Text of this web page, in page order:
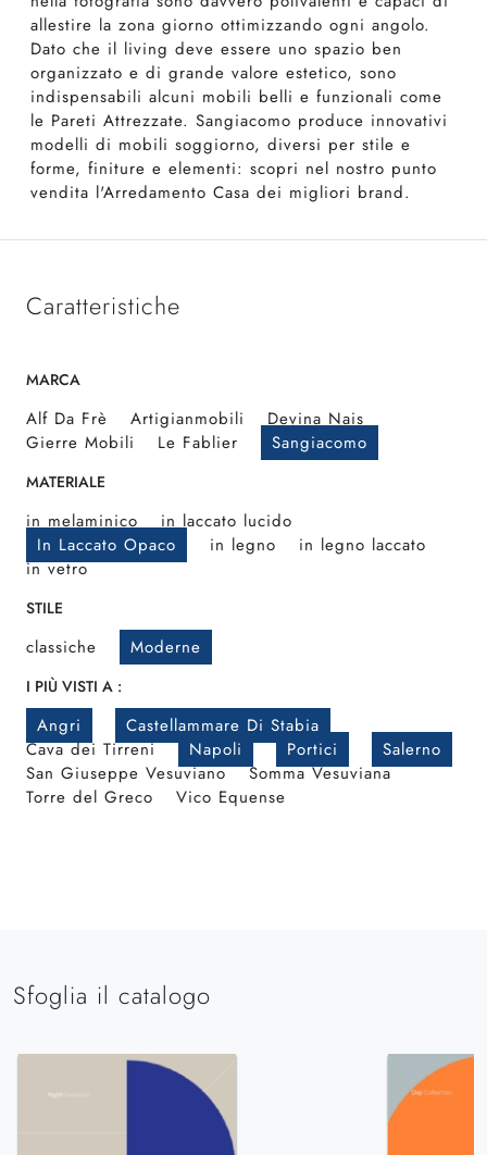
allestire la zona giorno ottimizzando ogni angolo.
Dato che il living deve essere uno spazio ben
organizzato e di grande valore estetico, sono
indispensabili alcuni mobili belli e funzionali come
le Pareti Attrezzate. Sangiacomo produce innovativi
modelli di mobili soggiorno, diversi per stile e
forme, finiture e elementi: scopri nel nostro punto
vendita l'Arredamento Casa dei migliori brand.
Caratteristiche
MARCA
Alf Da Frè Artigianmobili
Devina Nais
Gierre Mobili
Le Fablier Sangiacomo
MATERIALE
in melaminico
in laccato lucido
In Laccato Opaco
in legno
in legno laccato
in vetro
STILE
classiche Moderne
I PIÙ VISTI A :
Angri
Castellammare Di Stabia
Cava dei Tirreni
Napoli Portici
Salerno
San Giuseppe Vesuviano
Somma Vesuviana
Torre del Greco
Vico Equense
Sfoglia il catalogo